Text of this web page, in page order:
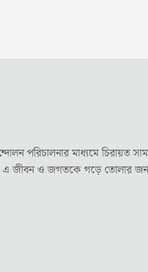
পরিচালনার মাধ্যমে চিরায়ত
এ জীবন ও জগতকে গড়ে